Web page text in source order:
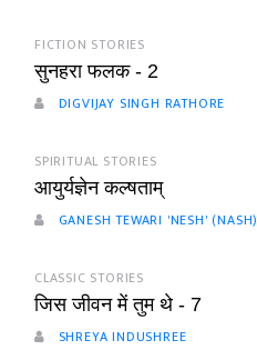
FICTION STORIES
सुनहरा फलक - 2
DIGVIJAY SINGH RATHORE
SPIRITUAL STORIES
आयुर्यज्ञेन कल्षताम्
GANESH TEWARI 'NESH' (NASH)
CLASSIC STORIES
जिस जीवन में तुम थे - 7
SHREYA INDUSHREE